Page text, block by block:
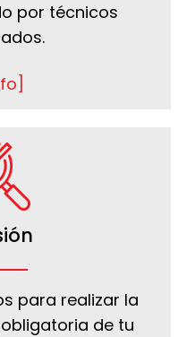
por técnicos
para realizar la
de tu